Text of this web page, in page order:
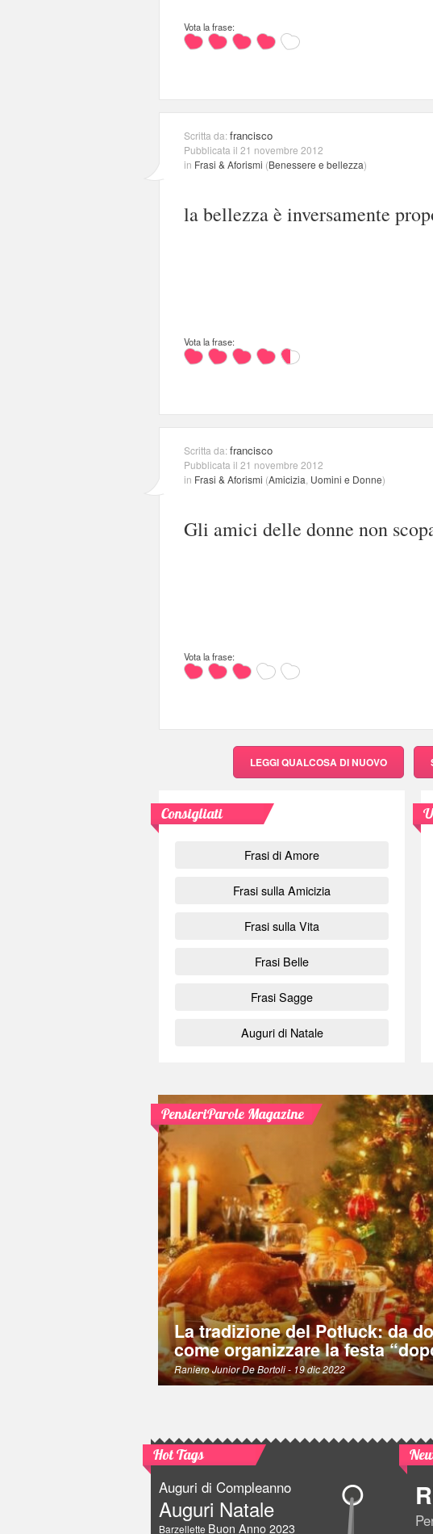
Vota la frase:
Scritta da:francisco
Pubblicata il 21 novembre 2012
in Frasi & Aforismi (Benessere e bellezza)
la bellezza è inversamente
Vota la frase:
Scritta da:francisco
Pubblicata il 21 novembre 2012
in Frasi & Aforismi (Amicizia Uomini e Donne)
Gli amici delle donne non
Vota la frase:
LEGGI QUALCOSA DI NUOVO
Consigliati
Frasi di Amore
Frasi sulla Amicizia
Frasi sulla Vita
Frasi Belle
Frasi Sagge
Auguri di Natale
PensieriParole Magazine
La tradizione del Potluck: da
come organizzare la festa
Raniero Junior De Bortoli- 19 dic 2022
Hot Tags
Auguri di Compleanno
Auguri Natale
Barzellette Buon Anno 2023